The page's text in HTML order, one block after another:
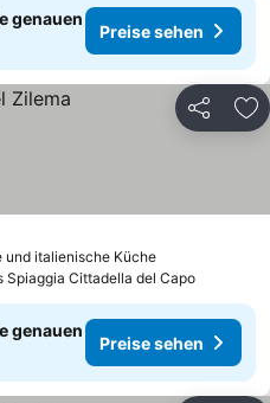
genauen
Preise sehen
Teilen
und italienische KüchePreise sehen
Spiaggia Cittadella del Capo
genauen
Preise sehen